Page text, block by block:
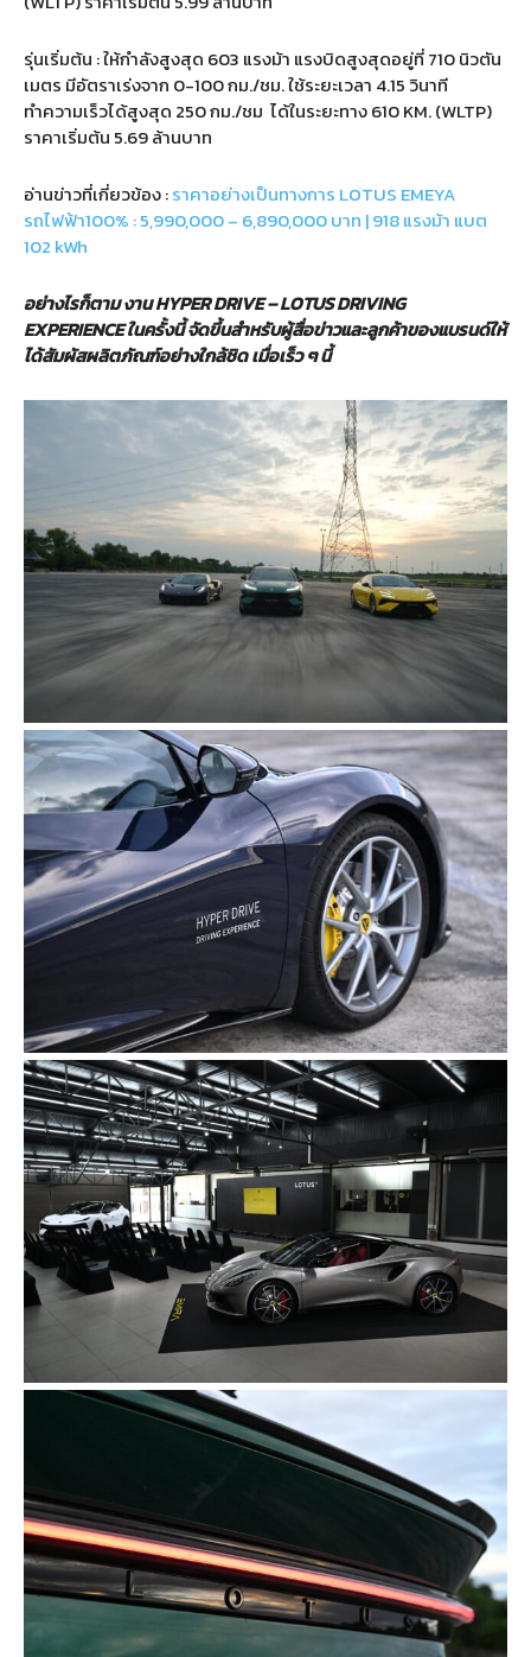
รุ่นเริ่มต้น : ให้กำลังสูงสุด 603 แรงม้า แรงบิดสูงสุดอยู่ที่ 710 นิวตัน
เมตร มีอัตราเร่งจาก 0-100 กม./ชม. ใช้ระยะเวลา 4.15 วินาที
ทำความเร็วได้สูงสุด 250 กม./ชม ได้ในระยะทาง 610 KM. (WLTP)
ราคาเริ่มต้น 5.69 ล้านบาท
อ่านข่าวที่เกี่ยวข้อง :ราคาอย่างเป็นทางการ LOTUS EMEYA
รถไฟฟ้า100% : 5,990,000 – 6,890,000 บาท | 918 แรงม้า แบต
102 kWh
อย่างไรก็ตาม งาน HYPER DRIVE – LOTUS DRIVING
EXPERIENCE ในครั้งนี้ จัดขึ้นสำหรับผู้สื่อข่าวและลูกค้าของแบรนด์ให้
ได้สัมผัสผลิตภัณฑ์อย่างใกล้ชิด เมื่อเร็ว ๆ นี้